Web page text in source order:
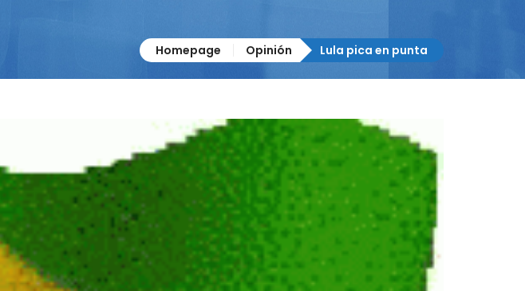
Homepage Opinión Lula pica en punta